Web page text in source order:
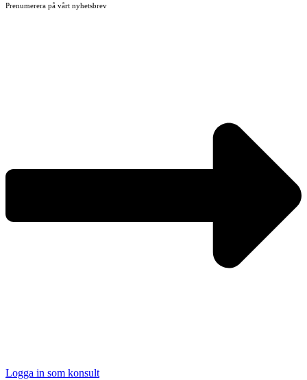
Prenumerera på vårt nyhetsbrev
Logga in som konsult